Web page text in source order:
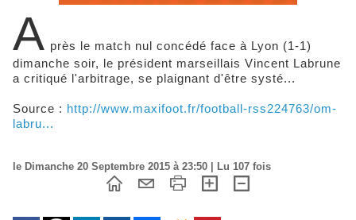
A près le match nul concédé face à Lyon (1-1)
dimanche soir, le président marseillais Vincent Labrune
a critiqué l'arbitrage, se plaignant d'être systé...
Source : http://www.maxifoot.fr/football-rss224763/om-
labru...
le Dimanche 20 Septembre 2015 à 23:50 | Lu 107 fois